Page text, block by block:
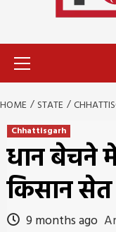
HOME STATE
Chhattisgarh
धान बेचने
किसान सेत
9 months ago